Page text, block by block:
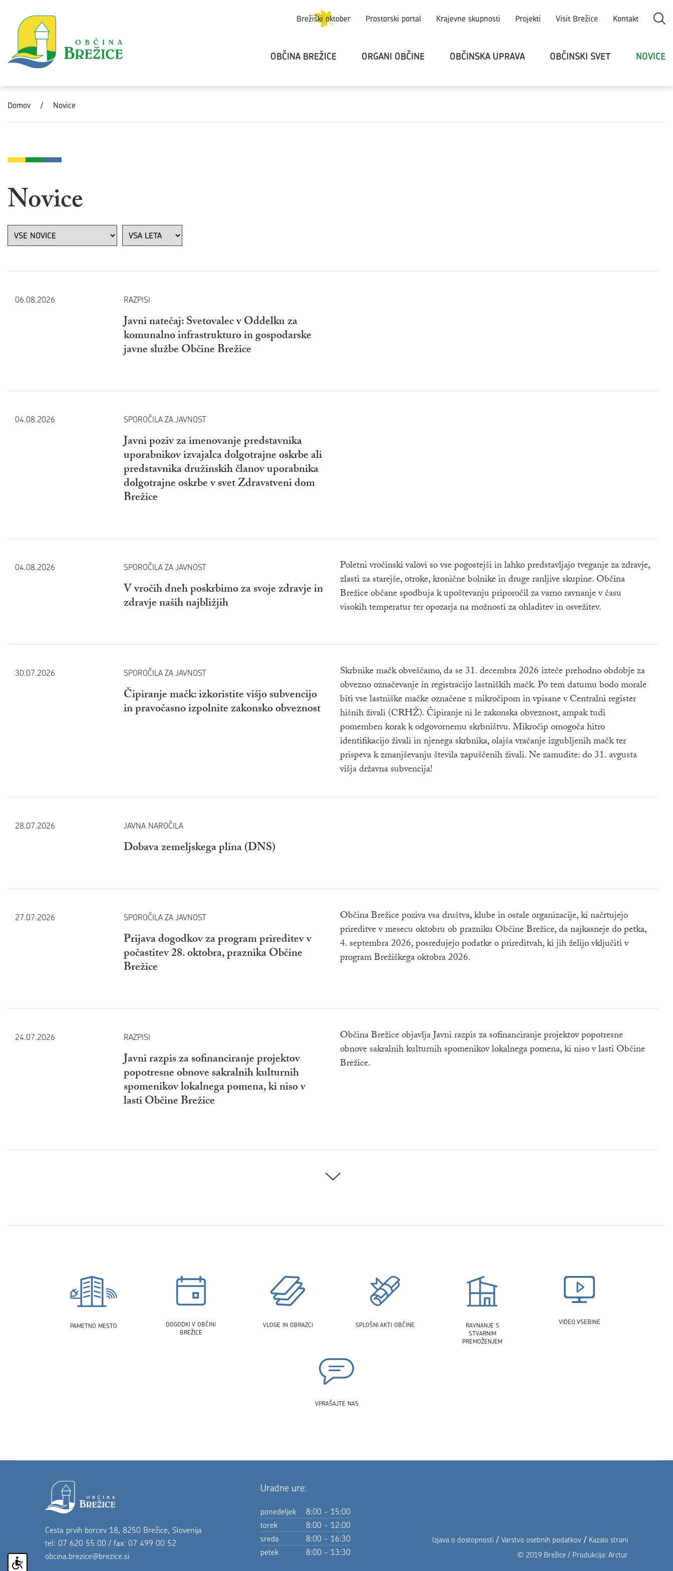
Brežiški oktober Prostorski portal Krajevne skupnosti Projekti Visit Brežice Kontakt
OBČINA BREŽICE ORGANI OBČINE OBČINSKA UPRAVA OBČINSKI SVET NOVICE
Domov / Novice
Novice
06.08.2026 RAZPISI
Javni natečaj: Svetovalec v Oddelku za
komunalno infrastrukturo in gospodarske
javne službe Občine Brežice
04.08.2026 SPOROČILA ZA JAVNOST
Javni poziv za imenovanje predstavnika
uporabnikov izvajalca dolgotrajne oskrbe ali
predstavnika družinskih članov uporabnika
dolgotrajne oskrbe v svet Zdravstveni dom
Brežice
04.08.2026 SPOROČILA ZA JAVNOST
V vročih dneh poskrbimo za svoje zdravje in
zdravje naših najbližjih
Poletni vročinski valovi so vse pogostejši in lahko predstavljajo tveganje za zdravje,
zlasti za starejše, otroke, kronične bolnike in druge ranljive skupine. Občina
Brežice občane spodbuja k upoštevanju priporočil za varno ravnanje v času
visokih temperatur ter opozarja na možnosti za ohladitev in osvežitev.
30.07.2026 SPOROČILA ZA JAVNOST
Čipiranje mačk: izkoristite višjo subvencijo
in pravočasno izpolnite zakonsko obveznost
Skrbnike mačk obveščamo, da se 31. decembra 2026 izteče prehodno obdobje za
obvezno označevanje in registracijo lastniških mačk. Po tem datumu bodo morale
biti vse lastniške mačke označene z mikročipom in vpisane v Centralni register
hišnih živali (CRHŽ). Čipiranje ni le zakonska obveznost, ampak tudi
pomemben korak k odgovornemu skrbništvu. Mikročip omogoča hitro
identifikacijo živali in njenega skrbnika, olajša vračanje izgubljenih mačk ter
prispeva k zmanjševanju števila zapuščenih živali. Ne zamudite: do 31. avgusta
višja državna subvencija!
28.07.2026 JAVNA NAROČILA
Dobava zemeljskega plina (DNS)
27.07.2026 SPOROČILA ZA JAVNOST
Prijava dogodkov za program prireditev v
počastitev 28. oktobra, praznika Občine
Brežice
Občina Brežice poziva vsa društva, klube in ostale organizacije, ki načrtujejo
prireditve v mesecu oktobru ob prazniku Občine Brežice, da najkasneje do petka,
4. septembra 2026, posredujejo podatke o prireditvah, ki jih želijo vključiti v
program Brežiškega oktobra 2026.
24.07.2026 RAZPISI
Javni razpis za sofinanciranje projektov
popotresne obnove sakralnih kulturnih
spomenikov lokalnega pomena, ki niso v
lasti Občine Brežice
Občina Brežice objavlja Javni razpis za sofinanciranje projektov popotresne
obnove sakralnih kulturnih spomenikov lokalnega pomena, ki niso v lasti Občine
Brežice.
PAMETNO MESTO
DOGODKI V OBČINI
BREŽICE
VLOGE IN OBRAZCI SPLOŠNI AKTI OBČINE
RAVNANJE S
STVARNIM
PREMOŽENJEM
VIDEO VSEBINE
VPRAŠAJTE NAS
Noga strani
Cesta prvih borcev 18, 8250 Brežice, Slovenija
tel: 07 620 55 00 / fax: 07 499 00 52
obcina.brezice@brezice.si
Uradne ure:
ponedeljek
8:00 - 15:00
torek
8:00 - 12:00
sreda
8:00 - 16:30
petek
8:00 - 13:30
Izjava o dostopnosti / Varstvo osebnih podatkov / Kazalo strani
© 2019 Brežice / Produkcija:Arctur